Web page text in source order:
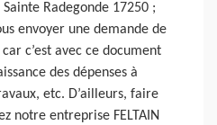
Radegonde 17250 ;
envoyer une demande de
c’est avec ce document
des dépenses à
etc. D’ailleurs, faire
notre entreprise FELTAIN